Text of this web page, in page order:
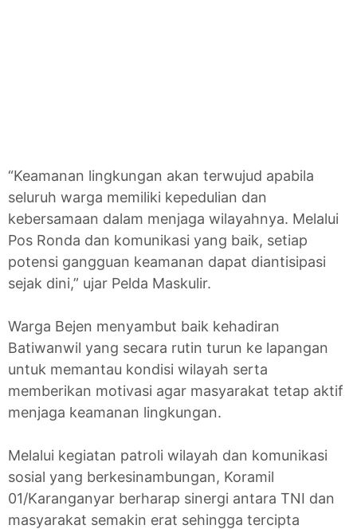
“Keamanan lingkungan akan terwujud apabila
seluruh warga memiliki kepedulian dan
kebersamaan dalam menjaga wilayahnya. Melalui
Pos Ronda dan komunikasi yang baik, setiap
potensi gangguan keamanan dapat diantisipasi
sejak dini,” ujar Pelda Maskulir.
Warga Bejen menyambut baik kehadiran
Batiwanwil yang secara rutin turun ke lapangan
untuk memantau kondisi wilayah serta
memberikan motivasi agar masyarakat tetap aktif
menjaga keamanan lingkungan.
Melalui kegiatan patroli wilayah dan komunikasi
sosial yang berkesinambungan, Koramil
01/Karanganyar berharap sinergi antara TNI dan
masyarakat semakin erat sehingga tercipta